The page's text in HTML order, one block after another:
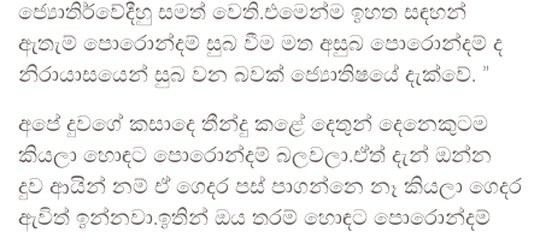
ජ්‍යොතිර්වේදීහු සමත් වෙති.එමෙන්ම ඉහත සඳහන්
ඇතැම් පොරොන්දම් සුබ වීම මත අසුබ පොරොන්දම් ද
නිරායාසයෙන් සුබ වන බවක් ජ්‍යොතිෂයේ දැක්වේ. ”
අපේ දුවගේ කසාදෙ තීන්දු කළේ දෙතුන් දෙනෙකුටම
කියලා හොඳට පොරොන්දම් බලවලා.ඒත් දැන් ඔන්න
දුව ආයින් නම් ඒ ගෙදර පස් පාගන්නෙ නෑ කියලා ගෙදර
ඇවිත් ඉන්නවා.ඉතින් ඔය තරම් හොඳට පොරොන්දම්